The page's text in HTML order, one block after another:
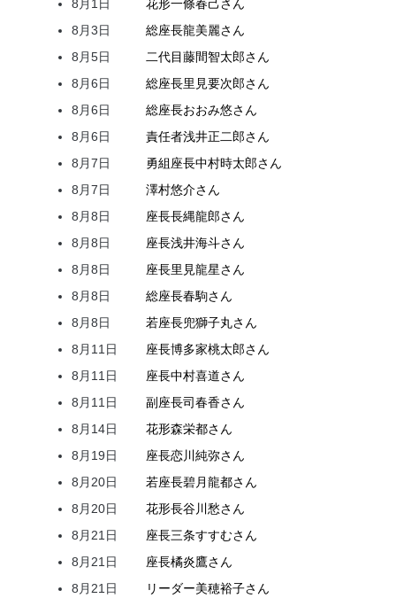
8月1日
花形一條春己さん
8月3日
総座長龍美麗さん
8月5日
二代目藤間智太郎さん
8月6日
総座長里見要次郎さん
8月6日
総座長おおみ悠さん
8月6日
責任者浅井正二郎さん
8月7日
勇組座長中村時太郎さん
8月7日
澤村悠介さん
8月8日
座長長縄龍郎さん
8月8日
座長浅井海斗さん
8月8日
座長里見龍星さん
8月8日
総座長春駒さん
8月8日
若座長兜獅子丸さん
8月11日
座長博多家桃太郎さん
8月11日
座長中村喜道さん
8月11日
副座長司春香さん
8月14日
花形森栄都さん
8月19日
座長恋川純弥さん
8月20日
若座長碧月龍都さん
8月20日
花形長谷川愁さん
8月21日
座長三条すすむさん
8月21日
座長橘炎鷹さん
8月21日
リーダー美穂裕子さん